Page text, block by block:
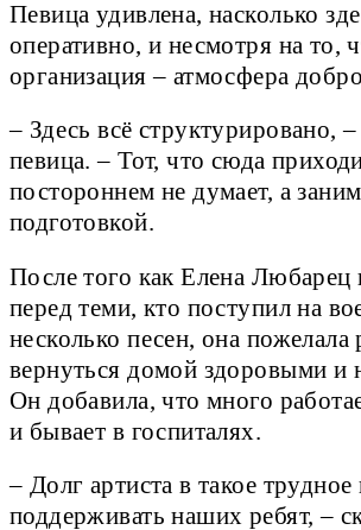
Певица удивлена, насколько
оперативно, и несмотря на то,
организация – атмосфера
– Здесь всё структурировано,
певица. – Тот, что сюда
постороннем не думает, а
подготовкой.
После того как Елена Любарец
перед теми, кто поступил на
несколько песен, она пожелала
вернуться домой здоровыми и
Он добавила, что много
и бывает в госпиталях.
– Долг артиста в такое
поддерживать наших ребят, –